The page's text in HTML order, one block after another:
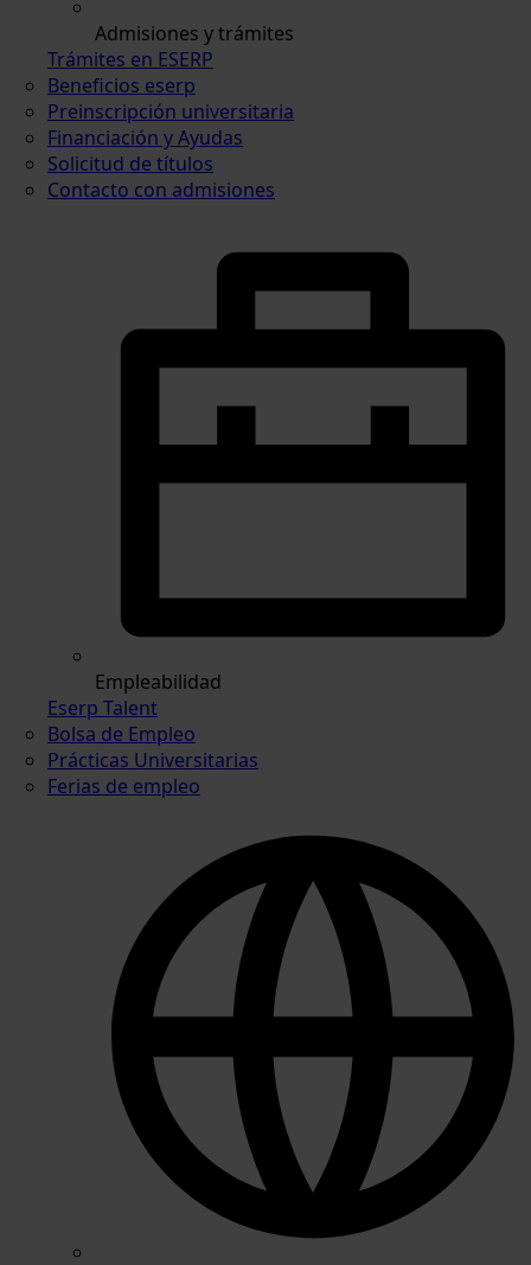
Admisiones y trámites
Trámites en ESERP
Beneficios eserp
Preinscripción universitaria
Financiación y Ayudas
Solicitud de títulos
Contacto con admisiones
Empleabilidad
Eserp Talent
Bolsa de Empleo
Prácticas Universitarias
Ferias de empleo